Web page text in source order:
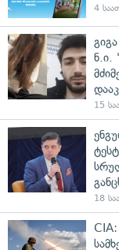
4
ნ.ი.
15
18